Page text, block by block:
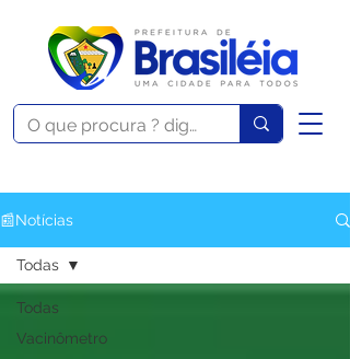
📰Notícias
Todas
Vacinômetro
Todas